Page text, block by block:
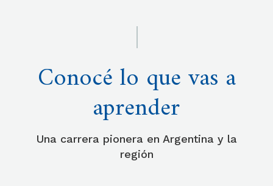
Conocé lo que vas a
aprender
Una carrera pionera en Argentina y la
región